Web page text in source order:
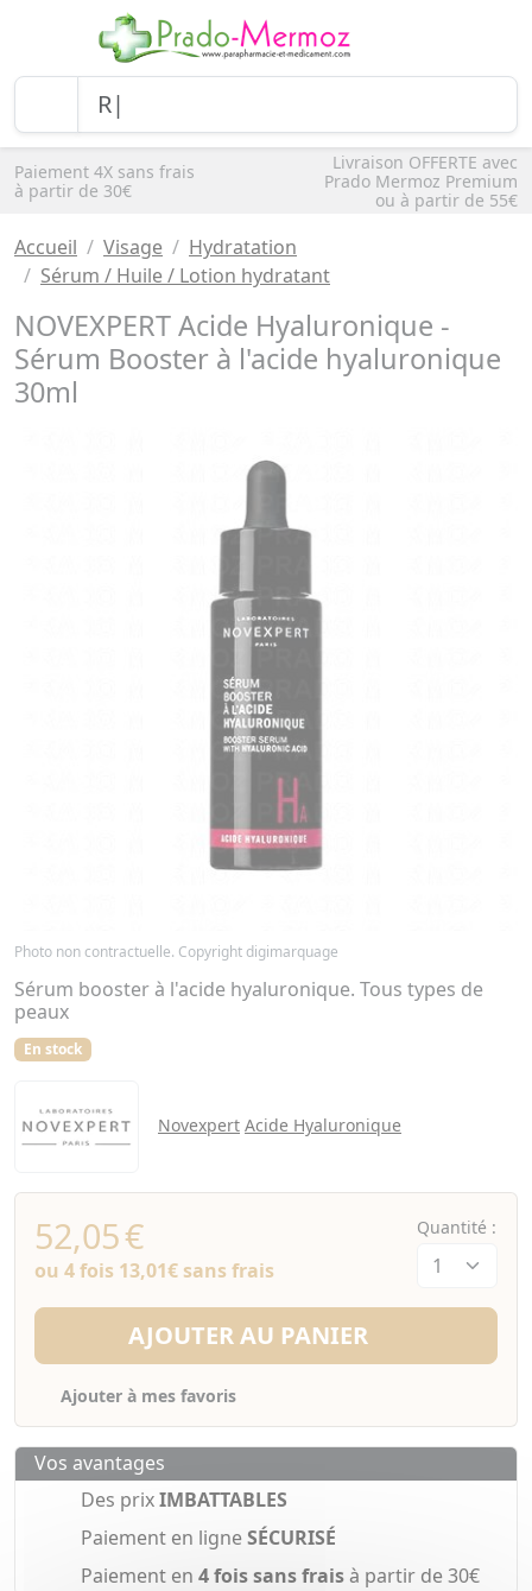
Paiement 4X sans frais
à partir de 30€
Livraison OFFERTE avec
Prado Mermoz Premium
ou à partir de 55€
Accueil Visage
Hydratation
Sérum / Huile / Lotion hydratant
NOVEXPERT Acide Hyaluronique -
Sérum Booster à l'acide hyaluronique
30ml
Photo non contractuelle. Copyright digimarquage
Sérum booster à l'acide hyaluronique. Tous types de
peaux
En stock
Novexpert Acide Hyaluronique
52,05€
ou 4 fois 13,01€ sans frais
Quantité :
AJOUTER AU PANIER
Ajouter à mes favoris
Vos avantages
Des prixIMBATTABLES
Paiement en ligneSÉCURISÉ
Paiement en 4 fois sans fraisà partir de 30€